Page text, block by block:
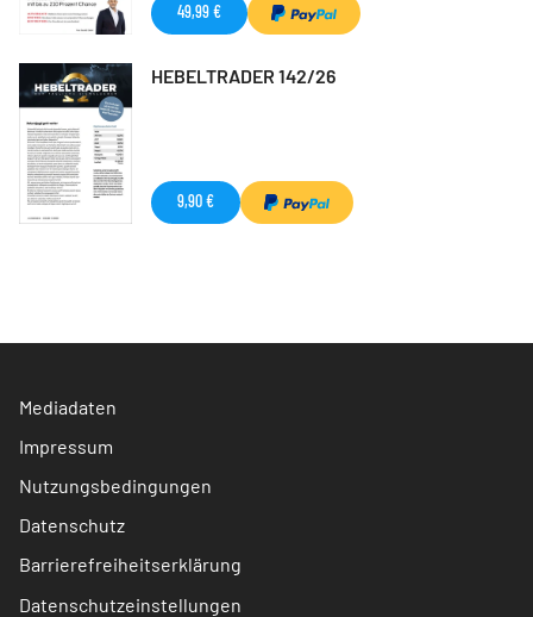
49,99 €
HEBELTRADER 142/26
9,90 €
Mediadaten
Impressum
Nutzungsbedingungen
Datenschutz
Barrierefreiheitserklärung
Datenschutzeinstellungen